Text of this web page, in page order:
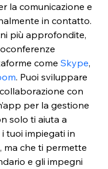
la comunicazione e
in contatto.
più approfondite,
come Skype,
. Puoi sviluppare
con
per la gestione
solo ti aiuta a
tuoi impiegati in
ma che ti permette
e gli impegni